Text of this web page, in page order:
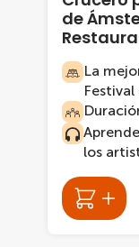
de
La
los